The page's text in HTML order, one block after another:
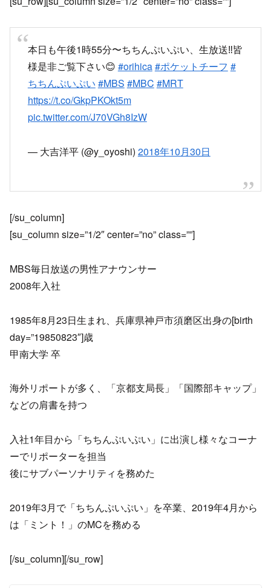
本日も午後1時55分〜ちちんぷいぷい、生放送‼️皆
様是非ご覧下さい😊 #orihica#ポケットチーフ #
ちちんぷいぷい #MBS #MBC #MRT
https://t.co/GkpPKOkt5m
pic.twitter.com/J70VGh8IzW
— 大吉洋平 (@y_oyoshi) 2018年10月30日
[/su_column]
[su_column size=”1/2″ center=”no” class=””]
MBS毎日放送の男性アナウンサー
2008年入社
1985年8月23日生まれ、兵庫県神戸市須磨区出身の[birth
day=”19850823″]歳
甲南大学 卒
海外リポートが多く、「京都支局長」「国際部キャップ」
などの肩書を持つ
入社1年目から「ちちんぷいぷい」に出演し様々なコーナ
ーでリポーターを担当
後にサブパーソナリティを務めた
2019年3月で「ちちんぷいぷい」を卒業、2019年4月から
は「ミント！」のMCを務める
[/su_column][/su_row]